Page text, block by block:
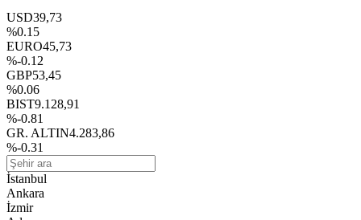
USD39,73
%0.15
EURO45,73
%-0.12
GBP53,45
%0.06
BIST9.128,91
%-0.81
GR. ALTIN4.283,86
%-0.31
İstanbul
Ankara
İzmir